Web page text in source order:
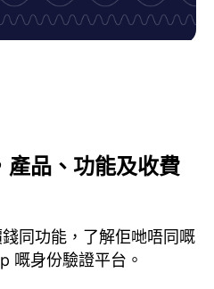
品、功能及收費
同功能，了解佢哋唔同嘅
嘅身份驗證平台。